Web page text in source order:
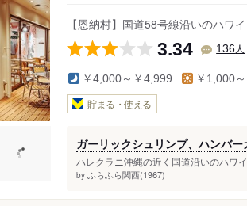
【恩納村】国道58号線沿いのハワ
3.34 136人
￥4,000～￥4,999 ￥1,000
貯まる・使える
ガーリックシュリンプ、ハンバー
ハレクラニ沖縄の近く国道沿いのハワ
by ふらふら関西(1967)